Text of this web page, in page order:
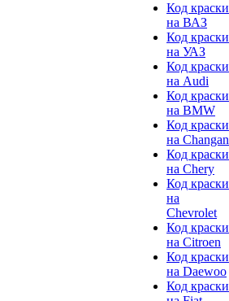
Код краски
на ВАЗ
Код краски
на УАЗ
Код краски
на Audi
Код краски
на BMW
Код краски
на Changan
Код краски
на Chery
Код краски
на
Chevrolet
Код краски
на Citroen
Код краски
на Daewoo
Код краски